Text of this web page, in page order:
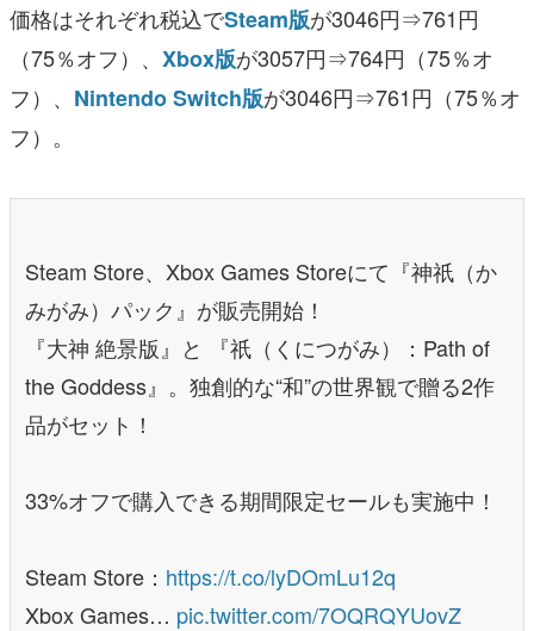
価格はそれぞれ税込でSteam版が3046円⇒761円
（75％オフ）、 Xbox版が3057円⇒764円（75％オ
フ）、 Nintendo Switch版が3046円⇒761円（75％オ
フ）。
Steam Store、Xbox Games Storeにて『神祇（か
みがみ）パック』が販売開始！
『大神 絶景版』と 『祇（くにつがみ）：Path of
the Goddess』。独創的な“和”の世界観で贈る2作
品がセット！
33%オフで購入できる期間限定セールも実施中！
Steam Store： https://t.co/lyDOmLu12q
Xbox Games… pic.twitter.com/7OQRQYUovZ